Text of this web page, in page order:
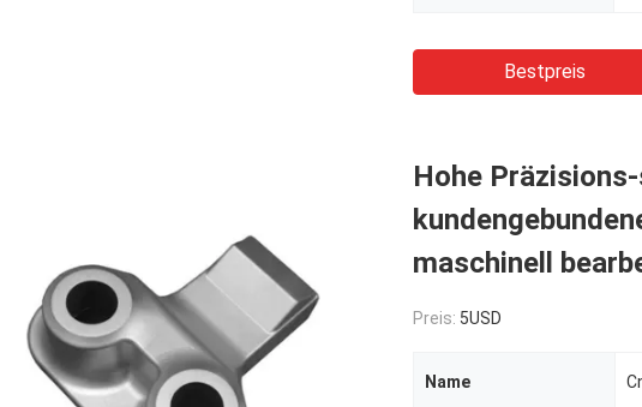
Bestpreis
Hohe
maschinell
Preis: 5USD
Name